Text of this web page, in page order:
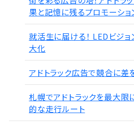
果と記憶に残るプロモーショ
就活生に届ける！ LEDビジ
大化
アドトラック広告で競合に差
札幌でアドトラックを最大限
的な走行ルート